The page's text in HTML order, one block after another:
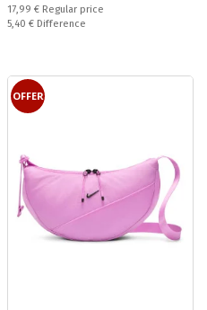
Regular price:
17,99 € Regular price
Спестявате:
5,40 € Difference
OFFER